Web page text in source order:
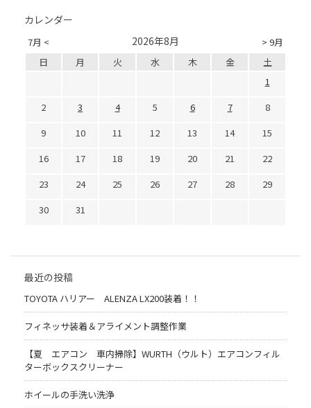
カレンダー
7月 < > 9月
2026年8月
日 月 火 水 木 金
土
1
2
3 4 5 6 7
8
9
10 11 12 13 14
15
16
17 18 19 20 21
22
23
24 25 26 27 28
29
30
31
最近の投稿
TOYOTA ハリアー ALENZA LX200装着！！
フィネッサ装着＆アライメント調整作業
【夏 エアコン 車内掃除】WURTH（ウルト）エアコンフィル
ターボックスクリーナー
ホイールの手洗い洗浄